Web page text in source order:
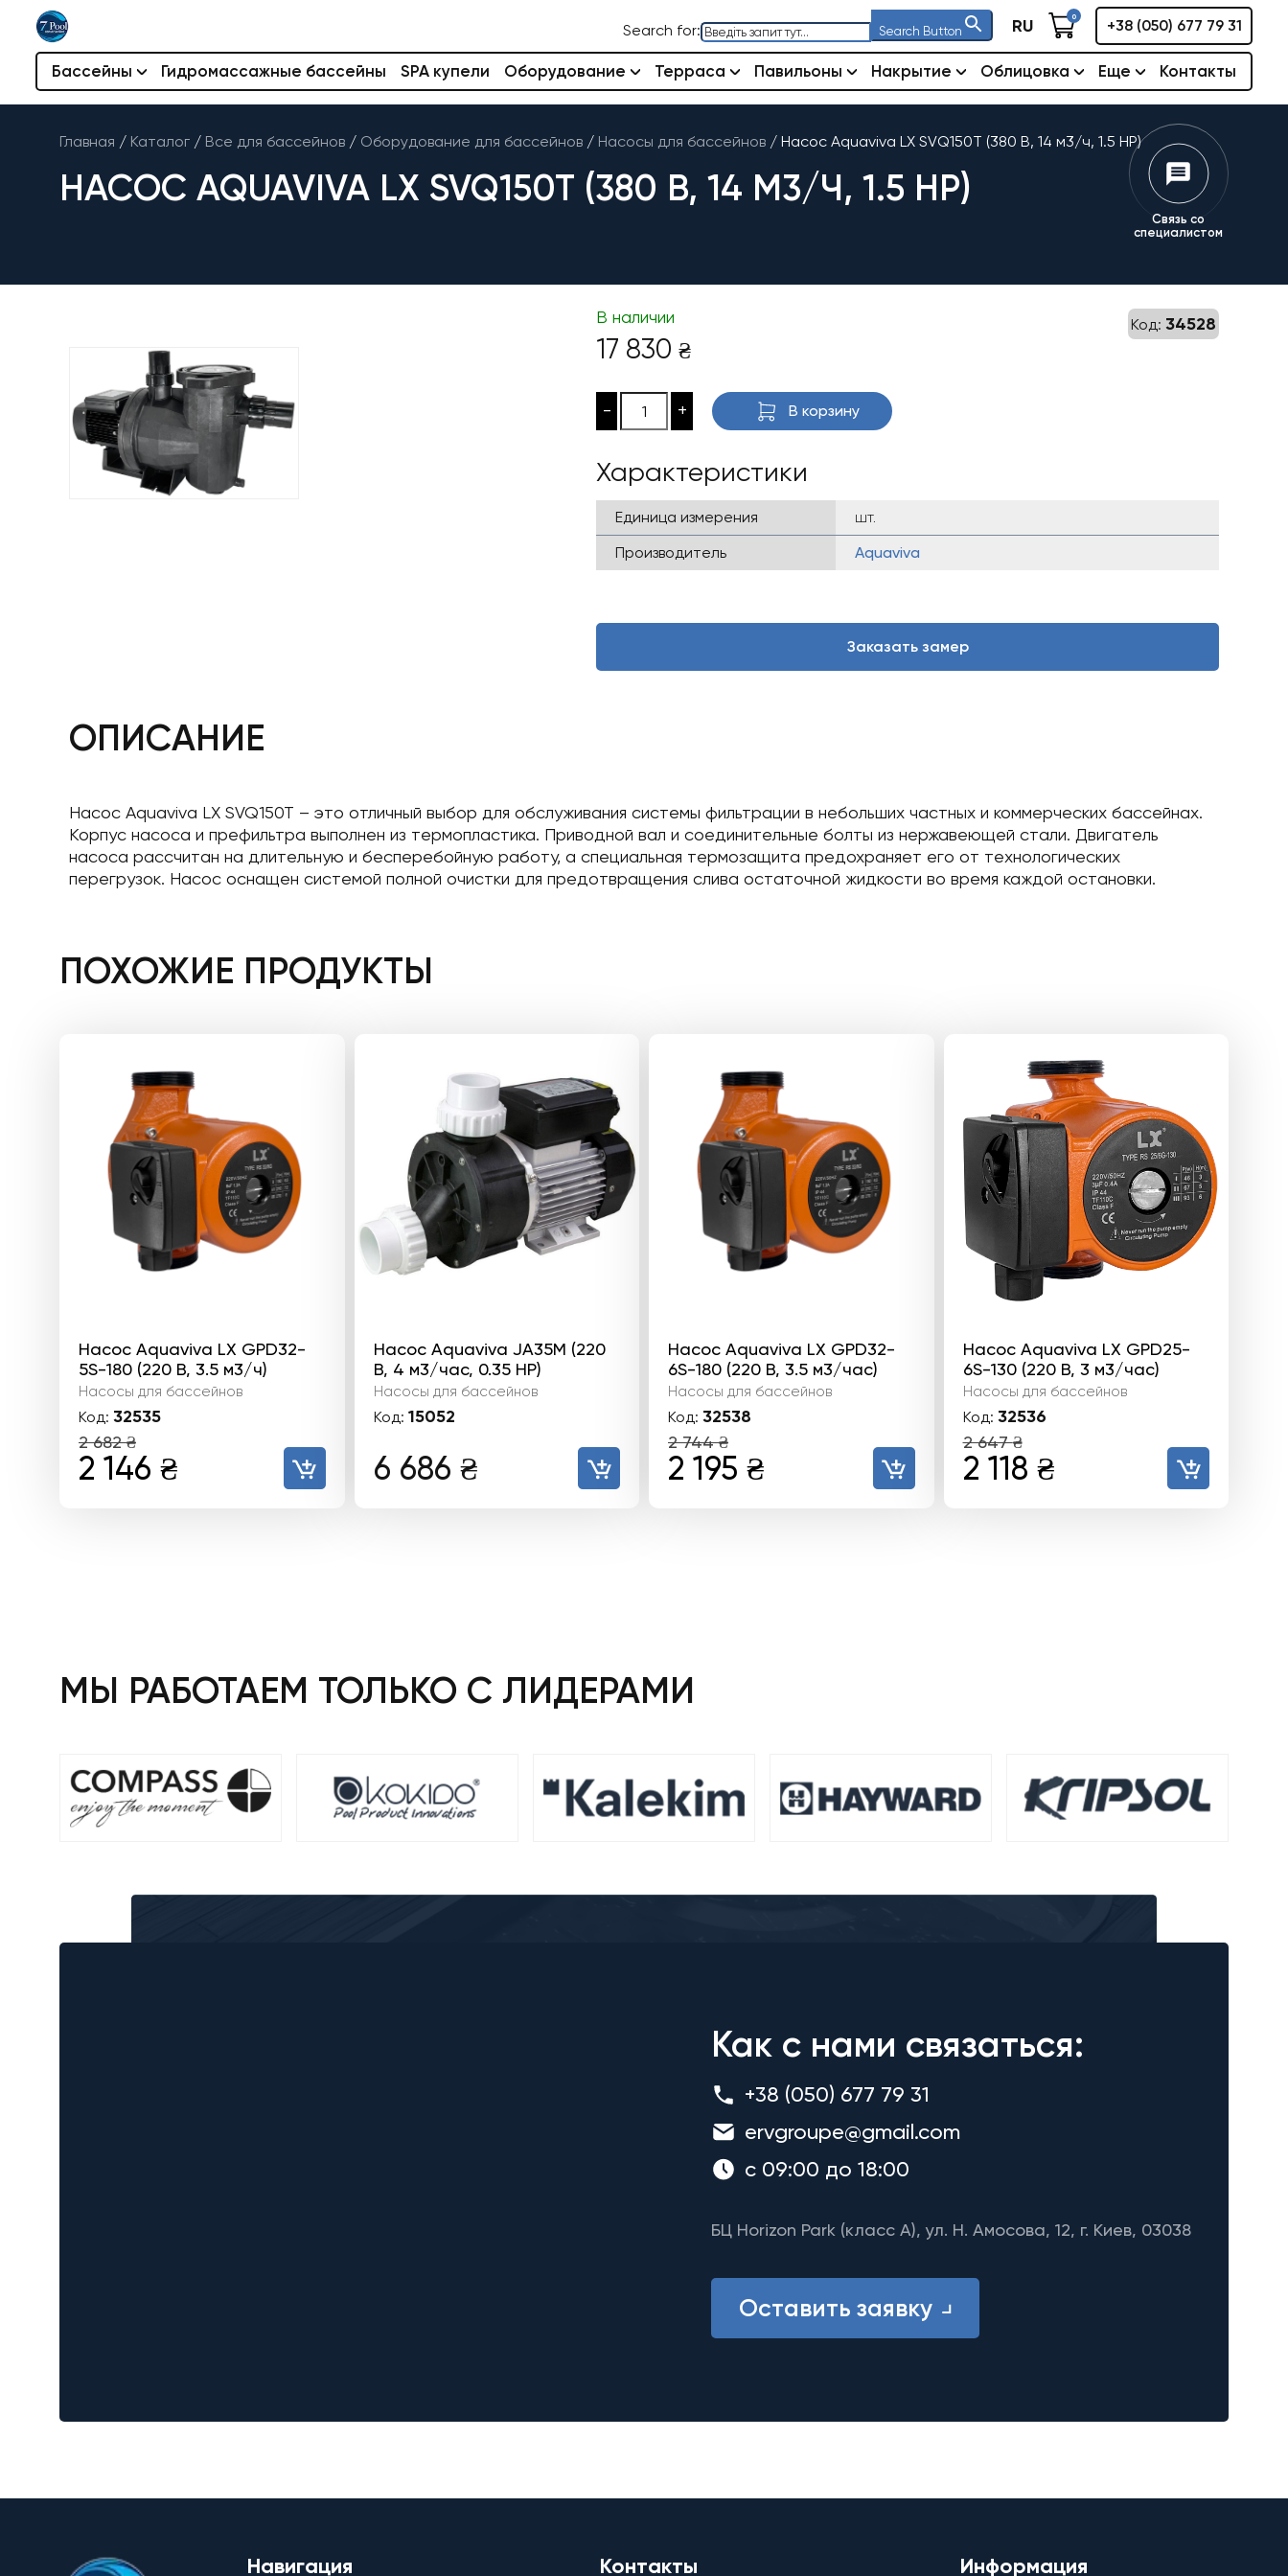
Search for: Search Button RU 0
+38 (050) 677 79 31
Бассейны Гидромассажные бассейны SPA купели Оборудование Терраса Павильоны Накрытие Облицовка Еще Контакты
Главная / Каталог / Все для бассейнов / Оборудование для бассейнов / Насосы для бассейнов / Насос Aquaviva LX SVQ150T (380 В, 14 м3/ч, 1.5 HP)
НАСОС AQUAVIVA LX SVQ150T (380 В, 14 М3/Ч, 1.5 HP)
Связь со
специалистом
Код: 34528
В наличии
17 830 ₴
- + В корзину
Характеристики
Единица измерения
шт.
Производитель
Aquaviva
Заказать замер
ОПИСАНИЕ
Насос Aquaviva LX SVQ150T – это отличный выбор для обслуживания системы фильтрации в небольших частных и коммерческих бассейнах.
Корпус насоса и префильтра выполнен из термопластика. Приводной вал и соединительные болты из нержавеющей стали. Двигатель
насоса рассчитан на длительную и бесперебойную работу, а специальная термозащита предохраняет его от технологических
перегрузок. Насос оснащен системой полной очистки для предотвращения слива остаточной жидкости во время каждой остановки.
ПОХОЖИЕ ПРОДУКТЫ
Насос Aquaviva LX GPD32-
5S-180 (220 В, 3.5 м3/ч)
Насосы для бассейнов
Код: 32535
2 682₴
Первоначальная
2 146 ₴ Текущая
Насос Aquaviva JA35M (220
В, 4 м3/час, 0.35 HP)
Насосы для бассейнов
Код: 15052
6 686 ₴
Насос Aquaviva LX GPD32-
6S-180 (220 В, 3.5 м3/час)
Насосы для бассейнов
Код: 32538
2 744₴
Первоначальная
2 195 ₴ Текущая
Насос Aquaviva LX GPD25-
6S-130 (220 В, 3 м3/час)
Насосы для бассейнов
Код: 32536
2 647₴
Первоначальная
2 118 ₴Текущая
МЫ РАБОТАЕМ ТОЛЬКО С ЛИДЕРАМИ
Как с нами связаться:
+38 (050) 677 79 31
ervgroupe@gmail.com
с 09:00 до 18:00
БЦ Horizon Park (класс A), ул. Н. Амосова, 12, г. Киев, 03038
Оставить заявку
Навигация Контакты Информация